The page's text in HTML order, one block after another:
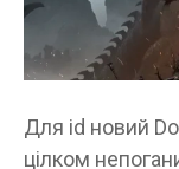
Для id новий
цілком